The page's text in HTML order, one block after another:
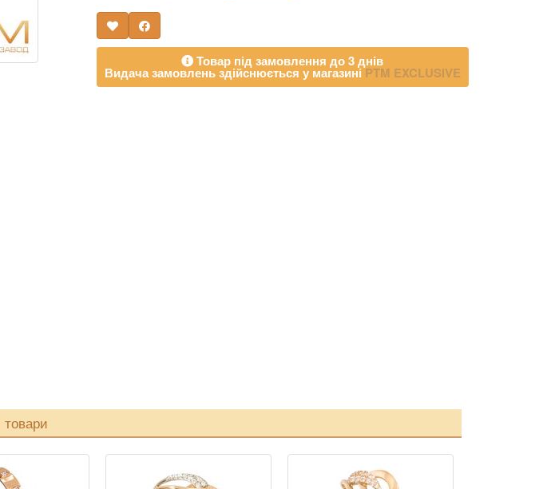
Товар під замовлення до 3 днів
Видача замовлень здійснюється у магазиніPTM EXCLUSIVE
товари